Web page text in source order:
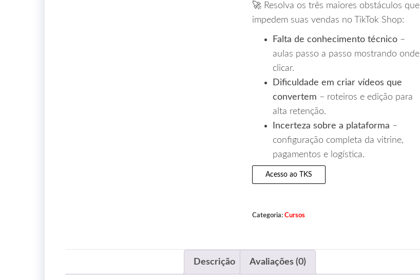
🚀 Resolva os três maiores obstáculos que
impedem suas vendas no TikTok Shop:
Falta de conhecimento técnico –
aulas passo a passo mostrando onde
clicar.
Dificuldade em criar vídeos que
convertem – roteiros e edição para
alta retenção.
Incerteza sobre a plataforma –
configuração completa da vitrine,
pagamentos e logística.
Acesso ao TKS
Categoria: Cursos
Descrição Avaliações (0)